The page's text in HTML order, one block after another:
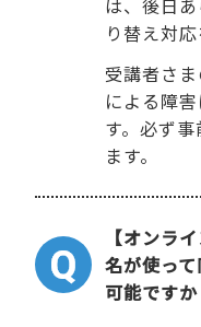
は、後日
り替え対応
受講者さ
による障
す。必ず
ます。
【オンラ
名が使っ
可能ですか